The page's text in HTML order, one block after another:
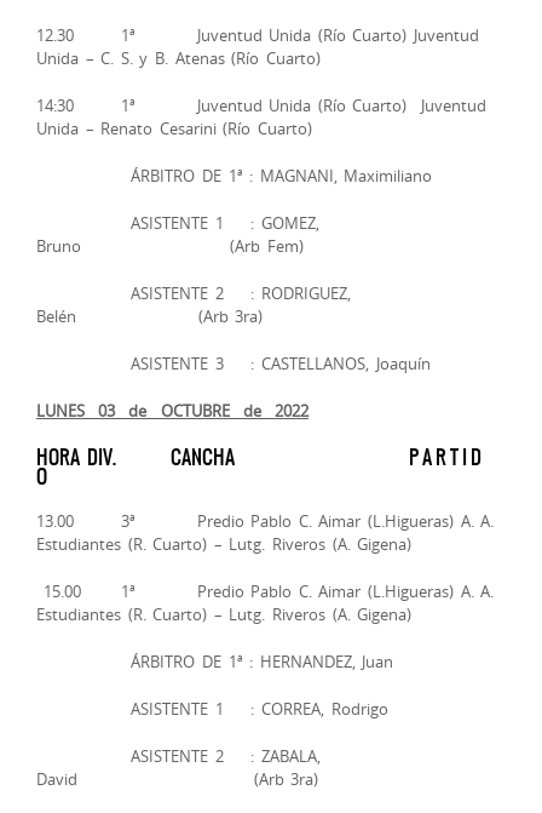
12.30 1ª Juventud Unida (Río Cuarto) Juventud
Unida – C. S. y B. Atenas (Río Cuarto)
14:30 1ª Juventud Unida (Río Cuarto) Juventud
Unida – Renato Cesarini (Río Cuarto)
ÁRBITRO DE 1ª : MAGNANI, Maximiliano
ASISTENTE 1 : GOMEZ,
Bruno (Arb Fem)
ASISTENTE 2 : RODRIGUEZ,
Belén (Arb 3ra)
ASISTENTE 3 : CASTELLANOS, Joaquín
LUNES 03 de OCTUBRE de 2022
HORA DIV. CANCHA P A R T I D
O
13.00 3ª Predio Pablo C. Aimar (L.Higueras) A. A.
Estudiantes (R. Cuarto) – Lutg. Riveros (A. Gigena)
15.00 1ª Predio Pablo C. Aimar (L.Higueras) A. A.
Estudiantes (R. Cuarto) – Lutg. Riveros (A. Gigena)
ÁRBITRO DE 1ª : HERNANDEZ, Juan
ASISTENTE 1 : CORREA, Rodrigo
ASISTENTE 2 : ZABALA,
David (Arb 3ra)